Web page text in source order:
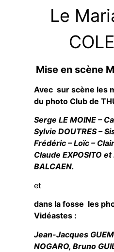
Le
Mise en scène
Avec sur scène les
du photo Club de
Serge LE MOINE –
Sylvie DOUTRES –
Frédéric – Loïc –
Claude EXPOSITO
BALCAEN.
et
dans la fosse les
Vidéastes :
Jean-Jacques
NOGARO, Bruno